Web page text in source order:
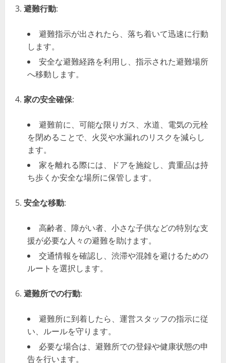
避難行動:
避難指示が出されたら、落ち着いて迅速に行動
します。
安全な避難経路を利用し、指示された避難場所
へ移動します。
家の安全確保:
避難前に、可能な限りガス、水道、電気の元栓
を閉めることで、火災や水漏れのリスクを減らし
ます。
家を離れる際には、ドアを施錠し、貴重品は持
ち歩くか安全な場所に保管します。
安全な移動:
高齢者、障がい者、小さな子供などの特別な支
援が必要な人々の避難を助けます。
交通情報を確認し、渋滞や混雑を避けるための
ルートを選択します。
避難所での行動:
避難所に到着したら、運営スタッフの指示に従
い、ルールを守ります。
必要な場合は、避難所での登録や健康状態の申
告を行います。